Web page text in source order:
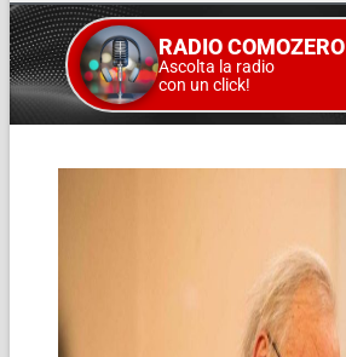
RADIO COMOZERO
Ascolta la radio
con un click!